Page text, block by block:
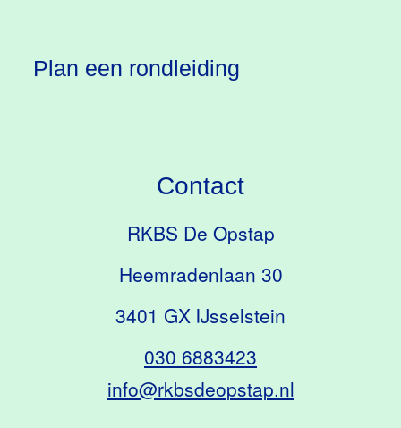
Plan een rondleiding
Contact
RKBS De Opstap
Heemradenlaan 30
3401 GX IJsselstein
030 6883423
info@rkbsdeopstap.nl